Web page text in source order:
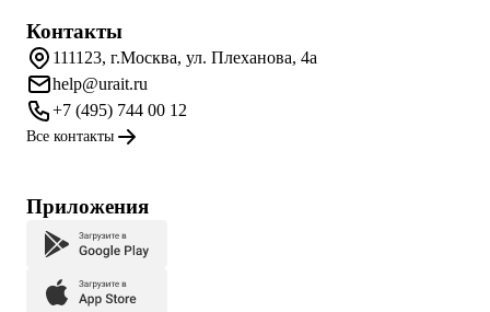
Контакты
111123, г.Москва, ул. Плеханова, 4а
help@urait.ru
+7 (495) 744 00 12
Все контакты
Приложения